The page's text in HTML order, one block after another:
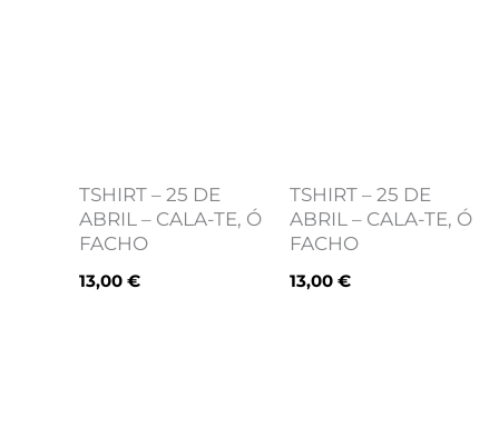
TSHIRT – 25 DE
ABRIL – CALA-TE, Ó
FACHO
13,00 €
TSHIRT – 25 DE
ABRIL – CALA-TE, Ó
FACHO
13,00 €